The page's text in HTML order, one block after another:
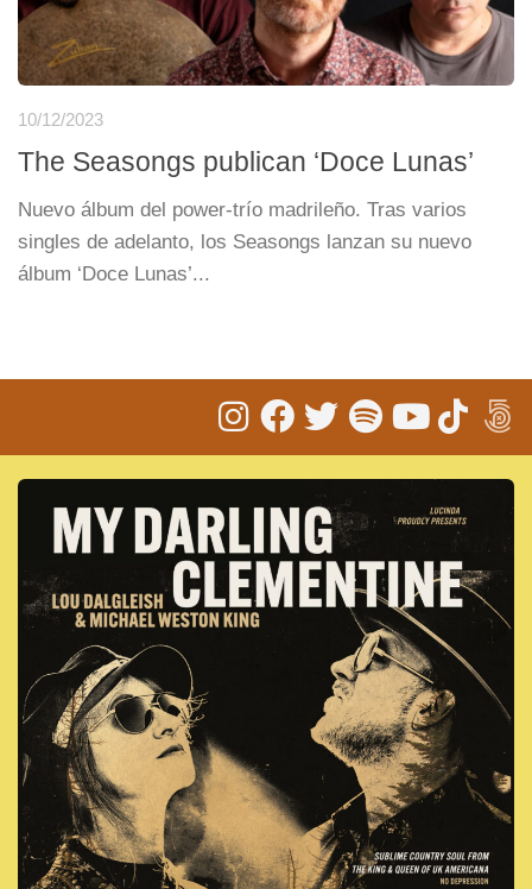
10/12/2023
The Seasongs publican ‘Doce Lunas’
Nuevo álbum del power-trío madrileño. Tras varios
singles de adelanto, los Seasongs lanzan su nuevo
álbum ‘Doce Lunas’...